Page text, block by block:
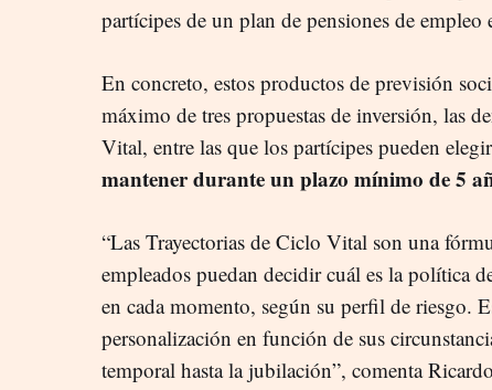
partícipes de un plan de pensiones de
En concreto, estos productos de previsión
máximo de tres propuestas de inversión, las
Vital, entre las que los partícipes pueden
mantener durante un plazo mínimo de 5
“Las Trayectorias de Ciclo Vital son una
empleados puedan decidir cuál es la política
en cada momento, según su perfil de riesgo.
personalización en función de sus
temporal hasta la jubilación”, comenta